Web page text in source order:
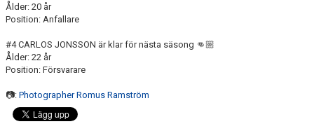
Ålder: 20 år
Position: Anfallare
#4 CARLOS JONSSON är klar för nästa säsong 👊🏼
Ålder: 22 år
Position: Försvarare
📷: Photographer Romus Ramström